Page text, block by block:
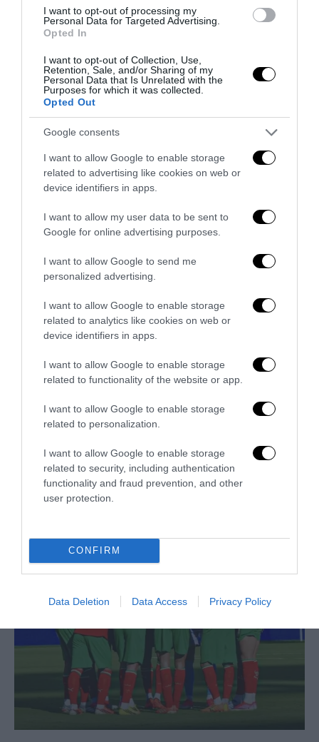
I want to opt-out of processing my
Personal Data for Targeted Advertising.
Opted In
I want to opt-out of Collection, Use,
Retention, Sale, and/or Sharing of my
Personal Data that Is Unrelated with the
Purposes for which it was collected.
Opted Out
Google consents
I want to allow Google to enable storage
related to advertising like cookies on web or
device identifiers in apps.
I want to allow my user data to be sent to
Google for online advertising purposes.
I want to allow Google to send me
personalized advertising.
I want to allow Google to enable storage
related to analytics like cookies on web or
device identifiers in apps.
I want to allow Google to enable storage
related to functionality of the website or app.
I want to allow Google to enable storage
related to personalization.
I want to allow Google to enable storage
related to security, including authentication
functionality and fraud prevention, and other
user protection.
CONFIRM
Data Deletion Data Access Privacy Policy
Senso del sacro, fiuto del gol: Mikel Merino e una
14 Luglio 2026
Trump e Infantino: oltre l’ultimo Mondiale dell’umanità